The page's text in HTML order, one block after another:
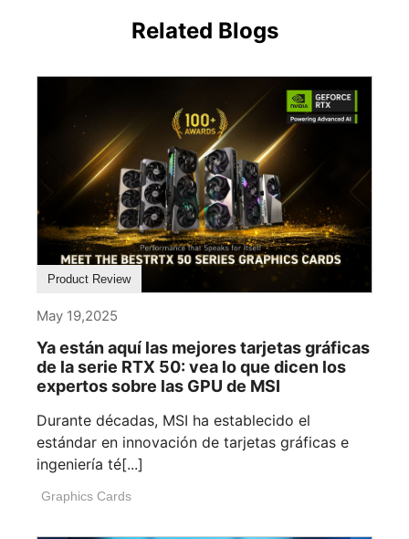
Related Blogs
Product Review
May 19,2025
Ya están aquí las mejores tarjetas gráficas
de la serie RTX 50: vea lo que dicen los
expertos sobre las GPU de MSI
Durante décadas, MSI ha establecido el
estándar en innovación de tarjetas gráficas e
ingeniería té[...]
Graphics Cards